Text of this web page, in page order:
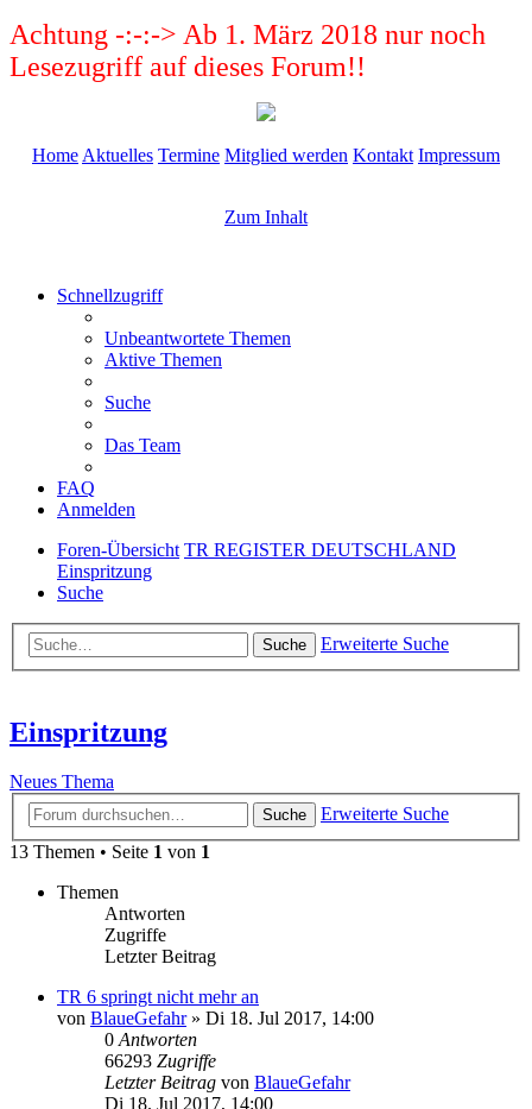
Achtung -:-:-> Ab 1. März 2018 nur noch
Lesezugriff auf dieses Forum!!
Home Aktuelles Termine Mitglied werden Kontakt Impressum
Zum Inhalt
Schnellzugriff
Unbeantwortete Themen
Aktive Themen
Suche
Das Team
FAQ
Anmelden
Foren-Übersicht TR REGISTER DEUTSCHLAND
Einspritzung
Suche
Suche Erweiterte Suche
Einspritzung
Neues Thema
Suche
Erweiterte Suche
13 Themen • Seite 1 von 1
Themen
Antworten
Zugriffe
Letzter Beitrag
TR 6 springt nicht mehr an
von BlaueGefahr» Di 18. Jul 2017, 14:00
0 Antworten
66293 Zugriffe
Letzter Beitrag von BlaueGefahr
Di 18. Jul 2017, 14:00